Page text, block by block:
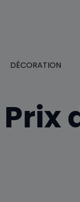
DÉCORATION
Prix